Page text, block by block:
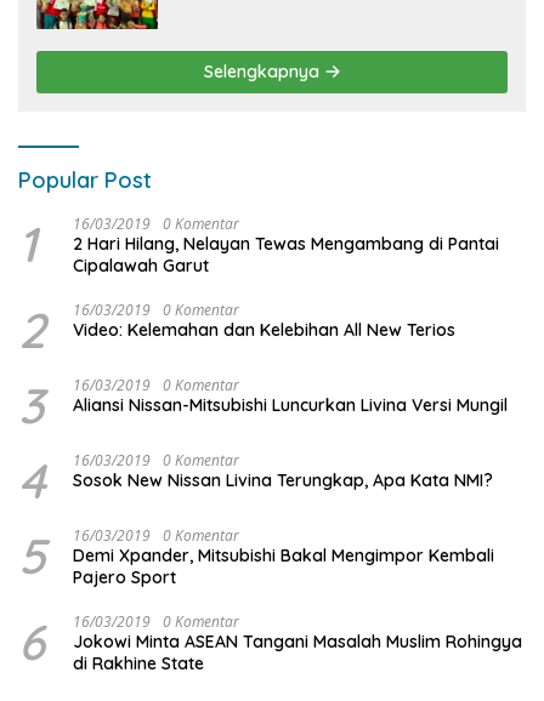
Selengkapnya
Popular Post
1 16/03/2019 0 Komentar
2 Hari Hilang, Nelayan Tewas Mengambang di Pantai
Cipalawah Garut
2 16/03/2019 0 Komentar
Video: Kelemahan dan Kelebihan All New Terios
3 16/03/2019 0 Komentar
Aliansi Nissan-Mitsubishi Luncurkan Livina Versi Mungil
4 16/03/2019 0 Komentar
Sosok New Nissan Livina Terungkap, Apa Kata NMI?
5 16/03/2019 0 Komentar
Demi Xpander, Mitsubishi Bakal Mengimpor Kembali
Pajero Sport
6 16/03/2019 0 Komentar
Jokowi Minta ASEAN Tangani Masalah Muslim Rohingya
di Rakhine State